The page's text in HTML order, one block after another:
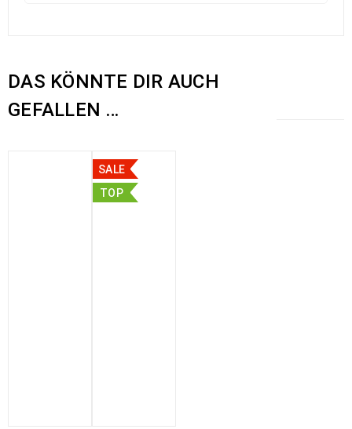
DAS KÖNNTE DIR AUCH
GEFALLEN …
SALE
TOP